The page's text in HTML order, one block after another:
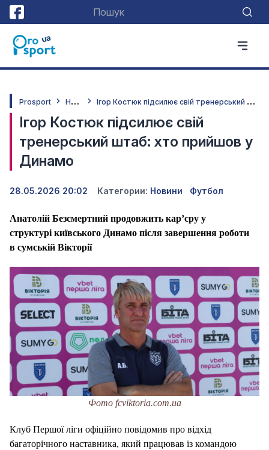
Prosport Н
овини І
гор Костюк підсилює свій тренерський штаб: хто прийшов у Динамо
Ігор Костюк підсилює свій
тренерський штаб: хто прийшов у
Динамо
28.05.2026 20:02 Категории: Новини Футбол
Анатолій Безсмертний продовжить кар’єру у
структурі київського Динамо після завершення роботи
в сумській Вікторії
Фото fcviktoria.com.ua
Клуб Першої ліги офіційно повідомив про відхід
багаторічного наставника, який працював із командою